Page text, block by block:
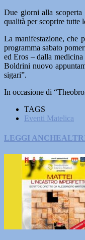
Due giorni alla scoperta
qualità per scoprire tutte
La manifestazione, che
programma sabato
ed Eros – dalla
Boldrini nuovo
sigari”.
In occasione di
TAGS
Eventi Matelica
LEGGI ANCHE